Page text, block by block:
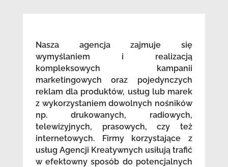
Nasza agencja zajmuje się
wymyślaniem i realizacją
kompleksowych kampanii
marketingowych oraz pojedynczych
reklam dla produktów, usług lub marek
z wykorzystaniem dowolnych nośników
np. drukowanych, radiowych,
telewizyjnych, prasowych, czy też
internetowych. Firmy korzystające z
usług Agencji Kreatywnych usiłują trafić
w efektowny sposób do potencjalnych